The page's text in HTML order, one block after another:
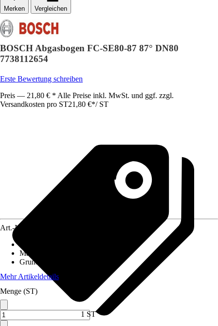
Vergleichen
BOSCH Abgasbogen FC-SE80-87 87° DN80
7738112654
Erste Bewertung schreiben
Preis — 21,80 € * Alle Preise inkl. MwSt. und ggf. zzgl.
Versandkosten pro ST21,80 €*/ ST
Art.-Nr.
Material
Grundfarbe
Mehr Artikeldetails
Menge (ST)
1 ST